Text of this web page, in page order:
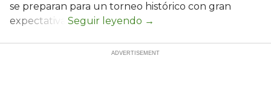
se preparan para un torneo histórico con gran
expectativa.